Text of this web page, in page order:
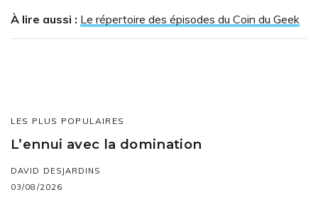
À lire aussi : Le répertoire des épisodes du Coin du Geek
LES PLUS POPULAIRES
L’ennui avec la domination
DAVID DESJARDINS
03/08/2026